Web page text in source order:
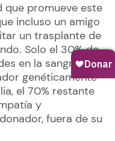
que promueve este
incluso un amigo
un trasplante de
Solo el 30% de
en la sangre
genéticamente
el 70% restante
y
fuera de su